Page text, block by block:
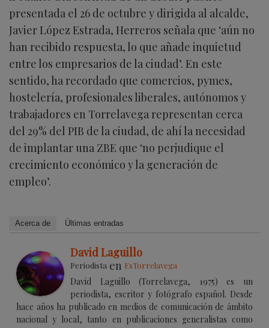
presentada el 26 de octubre y dirigida al alcalde,
Javier López Estrada, Herreros señala que ‘aún no
han recibido respuesta, lo que añade inquietud
entre los empresarios de la ciudad’. En este
sentido, ha recordado que comercios, pymes,
hostelería, profesionales liberales, autónomos y
trabajadores en Torrelavega representan cerca
del 29% del PIB de la ciudad, de ahí la necesidad
de implantar una ZBE que ‘no perjudique el
crecimiento económico y la generación de
empleo’.
Acerca de Últimas entradas
David Laguillo
Periodista en EsTorrelavega
David Laguillo (Torrelavega, 1975) es un
periodista, escritor y fotógrafo español. Desde
hace años ha publicado en medios de comunicación de ámbito
nacional y local, tanto en publicaciones generalistas como